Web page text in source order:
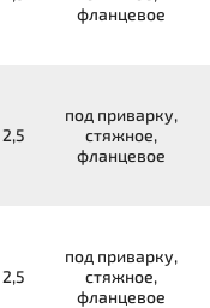
фланцевое
под приварку,
стяжное,
фланцевое
под приварку,
стяжное,
фланцевое